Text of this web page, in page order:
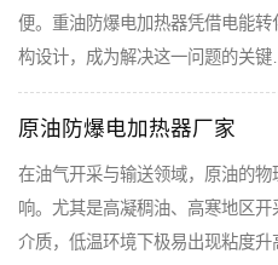
便。重油防爆电加热器凭借电能
构设计，成为解决这一问题的关键…
原油防爆电加热器厂家
在油气开采与输送领域，原油的
响。尤其是高凝稠油、高寒地区
介质，低温环境下极易出现粘度